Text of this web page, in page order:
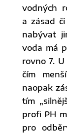
vodných
a zásad
nabývat
voda má
rovno 7.
čím
naopak
tím
profi PH
pro